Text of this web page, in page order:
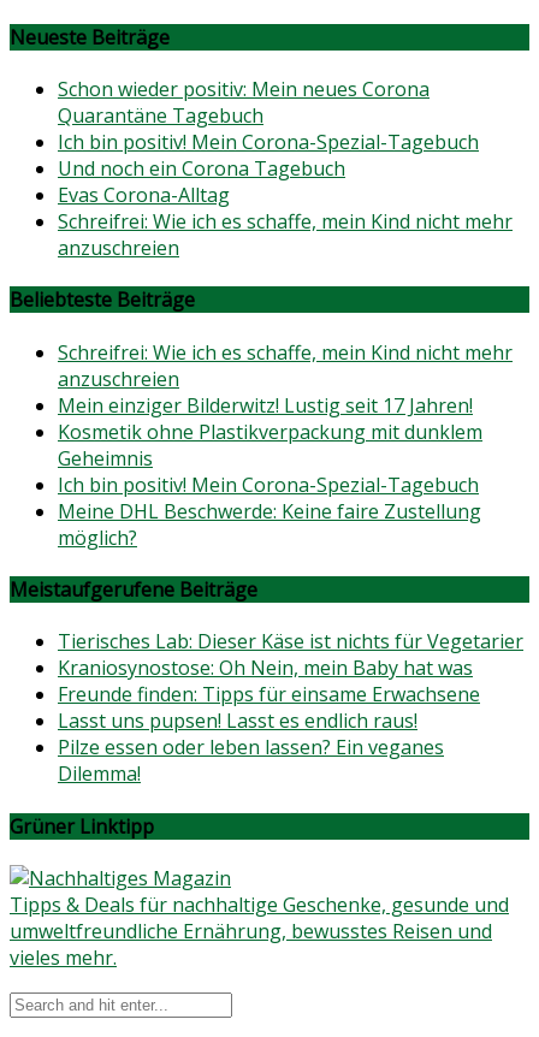
Neueste Beiträge
Schon wieder positiv: Mein neues Corona
Quarantäne Tagebuch
Ich bin positiv! Mein Corona-Spezial-Tagebuch
Und noch ein Corona Tagebuch
Evas Corona-Alltag
Schreifrei: Wie ich es schaffe, mein Kind nicht mehr
anzuschreien
Beliebteste Beiträge
Schreifrei: Wie ich es schaffe, mein Kind nicht mehr
anzuschreien
Mein einziger Bilderwitz! Lustig seit 17 Jahren!
Kosmetik ohne Plastikverpackung mit dunklem
Geheimnis
Ich bin positiv! Mein Corona-Spezial-Tagebuch
Meine DHL Beschwerde: Keine faire Zustellung
möglich?
Meistaufgerufene Beiträge
Tierisches Lab: Dieser Käse ist nichts für Vegetarier
Kraniosynostose: Oh Nein, mein Baby hat was
Freunde finden: Tipps für einsame Erwachsene
Lasst uns pupsen! Lasst es endlich raus!
Pilze essen oder leben lassen? Ein veganes
Dilemma!
Grüner Linktipp
Tipps & Deals für nachhaltige Geschenke, gesunde und
umweltfreundliche Ernährung, bewusstes Reisen und
vieles mehr.